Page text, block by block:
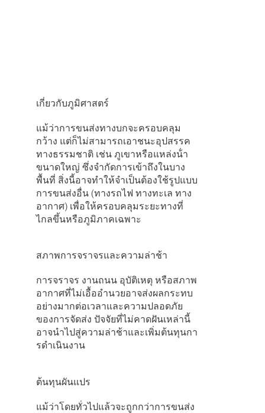
เกี่ยวกับภูมิศาสตร์
แม้ว่าการขนส่งทางบกจะครอบคลุม
กว้าง แต่ก็ไม่สามารถเอาชนะอุปสรรค
ทางธรรมชาติ เช่น ภูเขาหรือแหล่งน้ํา
ขนาดใหญ่ ซึ่งจํากัดการเข้าถึงในบาง
พื้นที่ สิ่งนี้อาจทําให้จําเป็นต้องใช้รูปแบบ
การขนส่งอื่น (ทางรถไฟ ทางทะเล ทาง
อากาศ) เพื่อให้ครอบคลุมระยะทางที่
ไกลขึ้นหรือภูมิภาคเฉพาะ
สภาพการจราจรและความล่าช้า
การจราจร งานถนน อุบัติเหตุ หรือสภาพ
อากาศที่ไม่เอื้ออํานวยอาจส่งผลกระทบ
อย่างมากต่อเวลาและความปลอดภัย
ของการจัดส่ง ปัจจัยที่ไม่คาดฝันเหล่านี้
อาจนําไปสู่ความล่าช้าและเพิ่มต้นทุนกา
รดําเนินงาน
ต้นทุนผันแปร
แม้ว่าโดยทั่วไปแล้วจะถูกกว่าการขนส่ง